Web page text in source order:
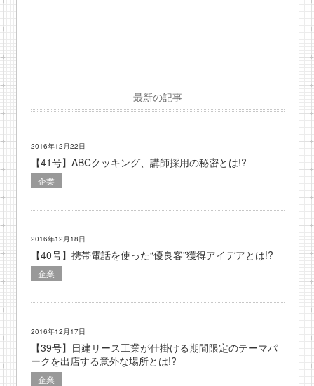
最新の記事
2016年12月22日
【41号】ABCクッキング、講師採用の秘密とは!?
企業
2016年12月18日
【40号】携帯電話を使った“優良客”獲得アイデアとは!?
企業
2016年12月17日
【39号】日建リース工業が仕掛ける期間限定のテーマパ
ークを出店する意外な場所とは!?
企業